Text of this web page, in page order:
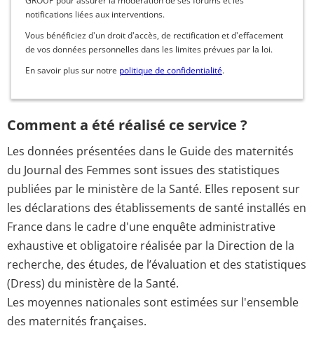
notifications liées aux interventions.
Vous bénéficiez d'un droit d'accès, de rectification et d'effacement
de vos données personnelles dans les limites prévues par la loi.
En savoir plus sur notre politique de confidentialité.
Comment a été réalisé ce service ?
Les données présentées dans le Guide des maternités
du Journal des Femmes sont issues des statistiques
publiées par le ministère de la Santé. Elles reposent sur
les déclarations des établissements de santé installés en
France dans le cadre d'une enquête administrative
exhaustive et obligatoire réalisée par la Direction de la
recherche, des études, de l’évaluation et des statistiques
(Dress) du ministère de la Santé.
Les moyennes nationales sont estimées sur l'ensemble
des maternités françaises.